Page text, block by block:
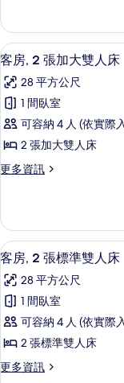
片
特
大
雙
人
床
的
所
有
套
房,
1
特
大
雙
人
床
詳
顯
示
客
房,
2
張
加
雙
人
床
的
所
有
相
片
6
客房, 2 張加大雙人床
28 平方公尺
1 間臥室
可容納 4 人 (依實際
2 張加大雙人床
更多資訊
更
2
張
加
雙
人
床
的
詳
顯
示
客
房,
2
張
標
6
客房, 2 張標準雙人床
28 平方公尺
1 間臥室
可容納 4 人 (依實際
2 張標準雙人床
更多資訊
更